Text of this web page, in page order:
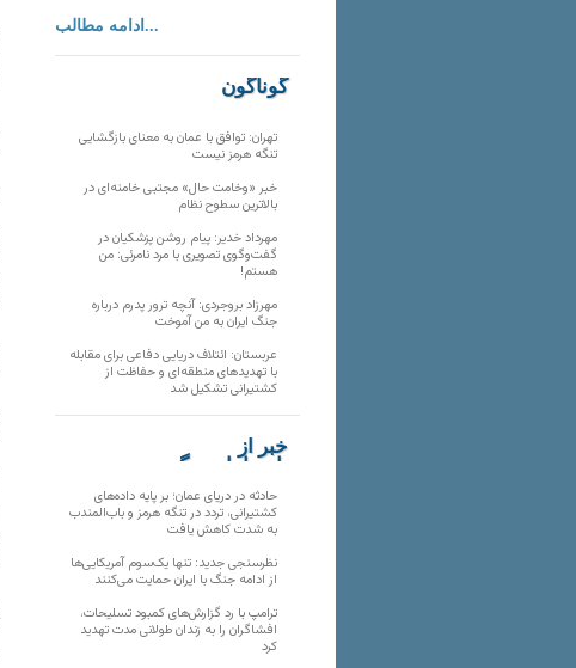
ادامه مطالب...
گوناگون
تهران: توافق با عمان به معنای بازگشایی
تنگه هرمز نیست
خبر «وخامت حال» مجتبی خامنه‌ای در
بالاترین سطوح نظام
مهرداد خدیر: پیام روشن پزشکیان در
گفت‌و‌گوی تصویری با مرد نامرئی: من
هستم!
مهرزاد بروجردی: آنچه ترور پدرم درباره
جنگ ایران به من آموخت
عربستان: ائتلاف دریایی دفاعی برای مقابله
با تهدیدهای منطقه‌ای و حفاظت از
کشتیرانی تشکیل شد
خبر از
تارنماهای دیگر
حادثه در دریای عمان؛ بر پایه داده‌های
کشتیرانی، تردد در تنگه هرمز و باب‌المندب
به شدت کاهش یافت
نظرسنجی جدید: تنها یک‌سوم آمریکایی‌ها
از ادامه جنگ با ایران حمایت می‌کنند
ترامپ با رد گزارش‌های کمبود تسلیحات،
افشاگران را به زندان طولانی مدت تهدید
کرد